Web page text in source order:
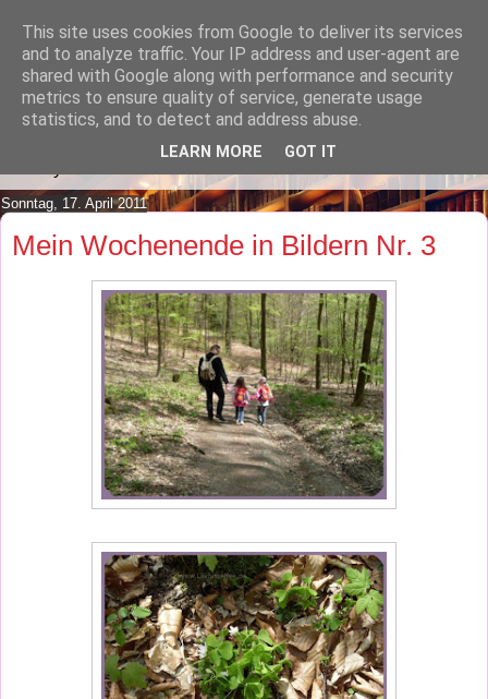
Lilafusselfee lädt Dich in ihr
Wohnzimmer ein.
Mach es Dir doch gemütlich und lies ein wenig über meine
Sonntag, 17. April 2011
Mein Wochenende in Bildern Nr. 3
This site uses cookies from Google to deliver its services
and to analyze traffic. Your IP address and user-agent are
shared with Google along with performance and security
metrics to ensure quality of service, generate usage
statistics, and to detect and address abuse.
LEARN MORE GOT IT